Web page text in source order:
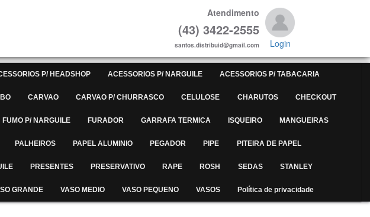
Atendimento
(43) 3422-2555
santos.distribuid@gmail.com Login
P/ HEADSHOP ACESSORIOS P/ NARGUILE ACESSORIOS P/ TABACARIA
CARVAO CARVAO P/ CHURRASCO CELULOSE CHARUTOS CHECKOUT
FUMO P/ NARGUILE FURADOR GARRAFA TERMICA ISQUEIRO MANGUEIRAS
PALHEIROS PAPEL ALUMINIO PEGADOR PIPE PITEIRA DE PAPEL
PRESENTES PRESERVATIVO RAPE ROSH SEDAS STANLEY
GRANDE VASO MEDIO VASO PEQUENO VASOS Política de privacidade